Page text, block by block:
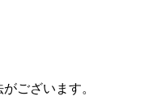
ございます。